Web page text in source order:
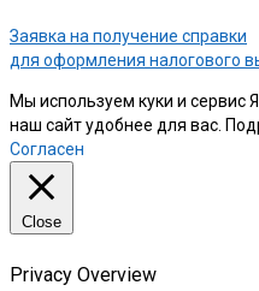
Заявка на получение справки
для оформления налогового
Мы используем куки и сервис
наш сайт удобнее для вас.
Согласен
Close
Privacy Overview